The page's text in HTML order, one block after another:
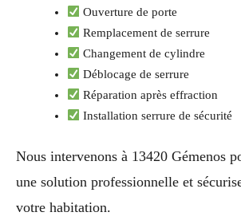
Ouverture de porte
Remplacement de serrure
Changement de cylindre
Déblocage de serrure
Réparation après effraction
Installation serrure de sécurité
Nous intervenons à 13420 Gémenos
une solution professionnelle et
votre habitation.